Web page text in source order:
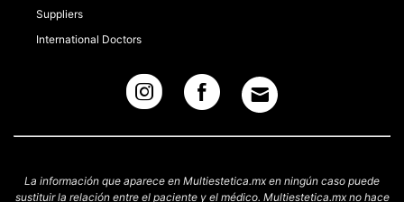
Suppliers
International Doctors
La información que aparece en Multiestetica.mx en ningún caso puede
sustituir la relación entre el paciente y el médico. Multiestetica.mx no hace